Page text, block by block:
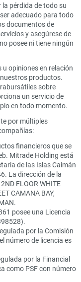
pérdida de todo su
adecuado para todo
documentos de
y asegúrese de
posee ni tiene ningún
opiniones en relación
productos.
sobre
un servicio de
en todo momento.
por múltiples
financieros que se
Mitrade Holding está
de las Islas Caimán
La dirección de la
FLOOR WHITE
CAMANA BAY,
posee una Licencia
por la Comisión
número de licencia es
por la Financial
como PSF con número